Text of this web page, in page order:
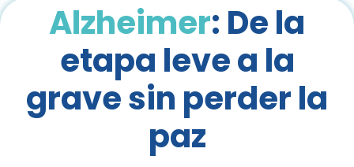
Alzheimer: De la
etapa leve a la
grave sin perder la
paz